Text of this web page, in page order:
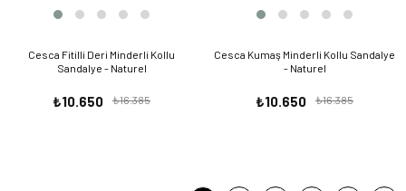
Cesca Fitilli Deri Minderli Kollu
Sandalye - Naturel
₺10.650 ₺16.385
Cesca Kumaş Minderli Kollu Sandalye
- Naturel
₺10.650 ₺16.385